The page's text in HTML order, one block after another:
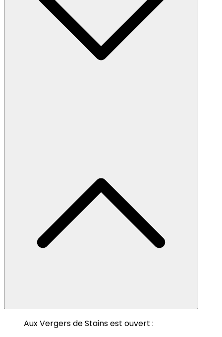
Aux Vergers de Stains est ouvert :